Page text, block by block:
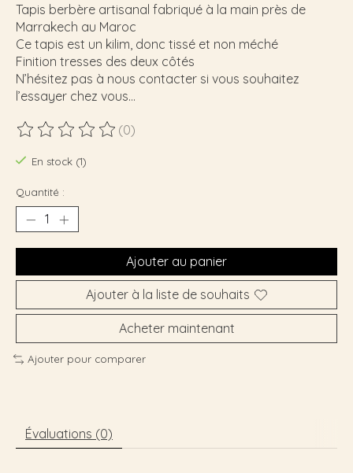
Tapis berbère artisanal fabriqué à la main près de
Marrakech au Maroc
Ce tapis est un kilim, donc tissé et non méché
Finition tresses des deux côtés
N’hésitez pas à nous contacter si vous souhaitez
l’essayer chez vous…
Ce produit est évalué à
(0)
En stock (1)
Quantité :
Ajouter au panier
Ajouter à la liste de souhaits
Acheter maintenant
Ajouter pour comparer
Évaluations (0)